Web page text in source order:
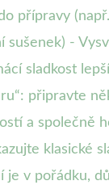
přípravy
sušenek) -
sladkost
připravte
a společně
klasické
je v pořádku,